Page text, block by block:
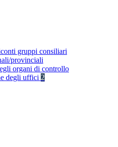
gruppi consiliari
provinciali
organi di controllo
degli uffici 2